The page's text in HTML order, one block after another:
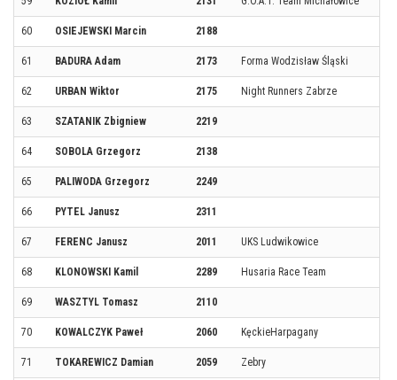
60 OSIEJEWSKI Marcin 2188
61 BADURA Adam 2173 Forma Wodzisław Śląski
62 URBAN Wiktor 2175 Night Runners Zabrze
63 SZATANIK Zbigniew 2219
64 SOBOLA Grzegorz 2138
65 PALIWODA Grzegorz 2249
66 PYTEL Janusz 2311
67 FERENC Janusz 2011 UKS Ludwikowice
68 KLONOWSKI Kamil 2289 Husaria Race Team
69 WASZTYL Tomasz 2110
70 KOWALCZYK Paweł 2060 KęckieHarpagany
71 TOKAREWICZ Damian 2059 Zebry